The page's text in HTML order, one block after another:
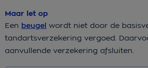
Maar let op
Een beugel wordt niet door de
tandartsverzekering vergoed.
aanvullende verzekering afsluiten.